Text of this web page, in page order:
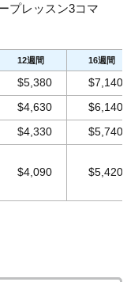
プレッスン3コマ
12週間 16週間
$5,380 $7,140
$4,630 $6,140
$4,330 $5,740
$4,090 $5,420